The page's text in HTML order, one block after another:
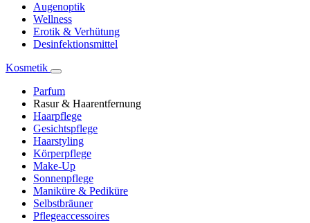
Augenoptik
Wellness
Erotik & Verhütung
Desinfektionsmittel
Kosmetik
Parfum
Rasur & Haarentfernung
Haarpflege
Gesichtspflege
Haarstyling
Körperpflege
Make-Up
Sonnenpflege
Maniküre & Pediküre
Selbstbräuner
Pflegeaccessoires